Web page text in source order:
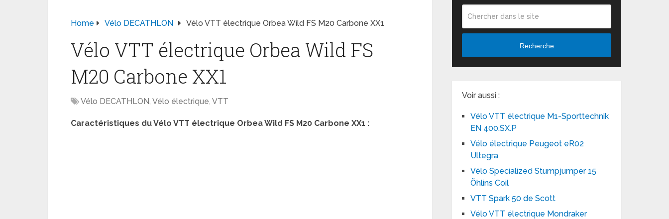
Home Vélo DECATHLON Vélo VTT électrique Orbea Wild FS M20 Carbone XX1
Vélo VTT électrique Orbea Wild FS
M20 Carbone XX1
Vélo DECATHLON, Vélo électrique, VTT
Caractéristiques du Vélo VTT électrique Orbea Wild FS M20 Carbone XX1 :
Recherche
Voir aussi :
Vélo VTT électrique M1-Sporttechnik
EN 400.SX.P
Vélo électrique Peugeot eR02
Ultegra
Vélo Specialized Stumpjumper 15
Öhlins Coil
VTT Spark 50 de Scott
Vélo VTT électrique Mondraker